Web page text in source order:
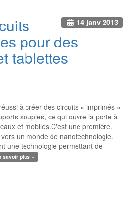
14 janv 2013
pour des
tablettes
à créer des circuits « imprimés »
souples, ce qui ouvre la porte à
et mobiles.C'est une première.
un monde de nanotechnologie.
une technologie permettant de
savoir plus »